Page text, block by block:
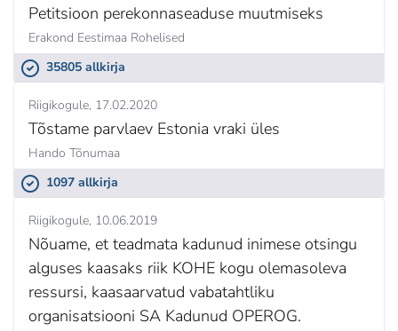
Petitsioon perekonnaseaduse muutmiseks
Erakond Eestimaa Rohelised
35805 allkirja
Riigikogule 17.02.2020
Tõstame parvlaev Estonia vraki üles
Hando Tõnumaa
1097 allkirja
Riigikogule 10.06.2019
Nõuame, et teadmata kadunud inimese otsingu
alguses kaasaks riik KOHE kogu olemasoleva
ressursi, kaasaarvatud vabatahtliku
organisatsiooni SA Kadunud OPEROG.